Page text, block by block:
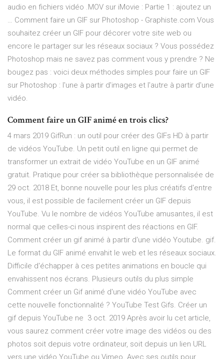
audio en fichiers vidéo .MOV sur iMovie : Partie 1 : ajoutez un
… Comment faire un GIF sur Photoshop - Graphiste.com Vous
souhaitez créer un GIF pour décorer votre site web ou
encore le partager sur les réseaux sociaux ? Vous possédez
Photoshop mais ne savez pas comment vous y prendre ? Ne
bougez pas : voici deux méthodes simples pour faire un GIF
sur Photoshop : l'une à partir d'images et l'autre à partir d'une
vidéo.
Comment faire un GIF animé en trois clics?
4 mars 2019 GifRun : un outil pour créer des GIFs HD à partir
de vidéos YouTube. Un petit outil en ligne qui permet de
transformer un extrait de vidéo YouTube en un GIF animé
gratuit. Pratique pour créer sa bibliothèque personnalisée de
29 oct. 2018 Et, bonne nouvelle pour les plus créatifs d'entre
vous, il est possible de facilement créer un GIF depuis
YouTube. Vu le nombre de vidéos YouTube amusantes, il est
normal que celles-ci nous inspirent des réactions en GIF.
Comment créer un gif animé à partir d'une vidéo Youtube. gif.
Le format du GIF animé envahit le web et les réseaux sociaux.
Difficile d'échapper à ces petites animations en boucle qui
envahissent nos écrans. Plusieurs outils du plus simple
Comment créer un Gif animé d'une vidéo YouTube avec
cette nouvelle fonctionnalité ? YouTube Test Gifs. Créer un
gif depuis YouTube ne 3 oct. 2019 Après avoir lu cet article,
vous saurez comment créer votre image des vidéos ou des
photos soit depuis votre ordinateur, soit depuis un lien URL